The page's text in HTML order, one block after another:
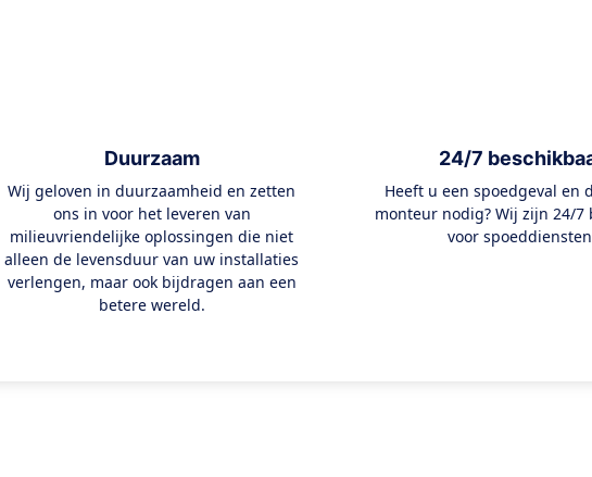
Duurzaam
Wij geloven in duurzaamheid en zetten
ons in voor het leveren van
milieuvriendelijke oplossingen die niet
alleen de levensduur van uw installaties
verlengen, maar ook bijdragen aan een
betere wereld.
24/7
Heeft u een spoedgeval en
monteur nodig? Wij zijn 24/7
voor